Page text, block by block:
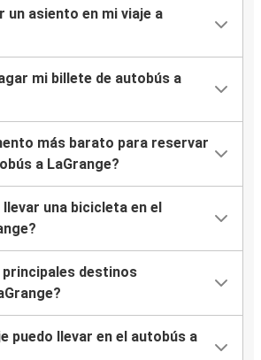
un asiento en mi viaje a
mi billete de autobús a
más barato para reservar
a LaGrange?
una bicicleta en el
principales destinos
puedo llevar en el autobús a